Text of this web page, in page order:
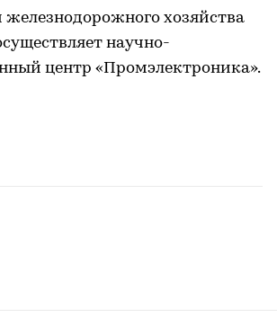
железнодорожного хозяйства
научно-
центр «Промэлектроника».